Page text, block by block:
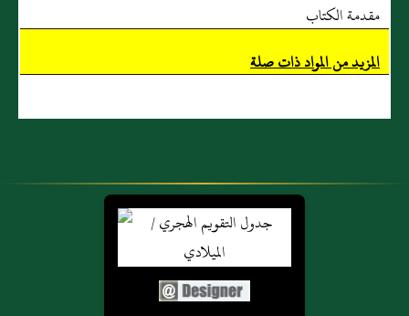
مقدمة الكتاب
المزيد من المواد ذات صلة